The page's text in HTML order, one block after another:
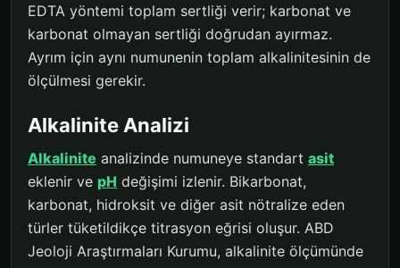
EDTA yöntemi toplam sertliği verir; karbonat ve
karbonat olmayan sertliği doğrudan ayırmaz.
Ayrım için aynı numunenin toplam alkalinitesinin de
ölçülmesi gerekir.
Alkalinite Analizi
Alkalinite analizinde numuneye standart asit
eklenir ve pH değişimi izlenir. Bikarbonat,
karbonat, hidroksit ve diğer asit nötralize eden
türler tüketildikçe titrasyon eğrisi oluşur. ABD
Jeoloji Araştırmaları Kurumu, alkalinite ölçümünde